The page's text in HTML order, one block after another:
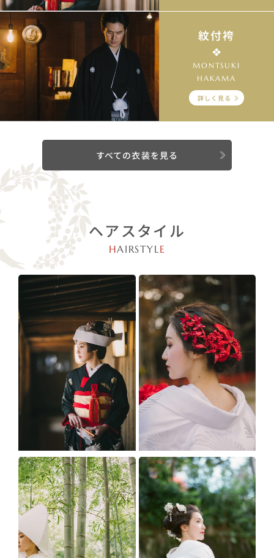
紋付袴
MONTSUKI
HAKAMA
詳しく見る
すべての衣装を見る
ヘアスタイル
HAIRSTYLE